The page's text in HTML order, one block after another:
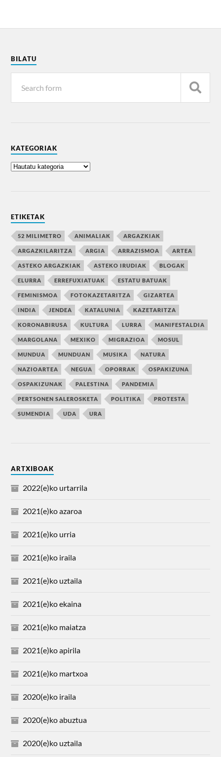
BILATU
KATEGORIAK
ETIKETAK
52 MILIMETRO ANIMALIAK ARGAZKIAK
ARGAZKILARITZA ARGIA ARRAZISMOA ARTEA
ASTEKO ARGAZKIAK ASTEKO IRUDIAK BLOGAK
ELURRA ERREFUXIATUAK ESTATU BATUAK
FEMINISMOA FOTOKAZETARITZA GIZARTEA
INDIA JENDEA KATALUNIA KAZETARITZA
KORONABIRUSA KULTURA LURRA MANIFESTALDIA
MARGOLANA MEXIKO MIGRAZIOA MOSUL
MUNDUA MUNDUAN MUSIKA NATURA
NAZIOARTEA NEGUA OPORRAK OSPAKIZUNA
OSPAKIZUNAK PALESTINA PANDEMIA
PERTSONEN SALEROSKETA POLITIKA PROTESTA
SUMENDIA UDA URA
ARTXIBOAK
2022(e)ko urtarrila
2021(e)ko azaroa
2021(e)ko urria
2021(e)ko iraila
2021(e)ko uztaila
2021(e)ko ekaina
2021(e)ko maiatza
2021(e)ko apirila
2021(e)ko martxoa
2020(e)ko iraila
2020(e)ko abuztua
2020(e)ko uztaila